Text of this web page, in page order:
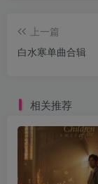
上一篇
白水寒单曲合辑
相关推荐